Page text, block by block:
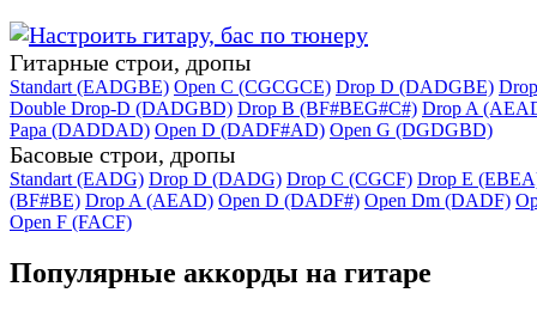
Гитарные строи, дропы
Standart (EADGBE) Open C (CGCGCE) Drop D (DADGBE)
Double Drop-D (DADGBD) Drop B (BF#BEG#C#) Drop A
Papa (DADDAD) Open D (DADF#AD) Open G (DGDGBD)
Басовые строи, дропы
Standart (EADG) Drop D (DADG) Drop C (CGCF) Drop E
(BF#BE) Drop A (AEAD) Open D (DADF#) Open Dm (DADF)
Open F (FACF)
Популярные аккорды на гитаре